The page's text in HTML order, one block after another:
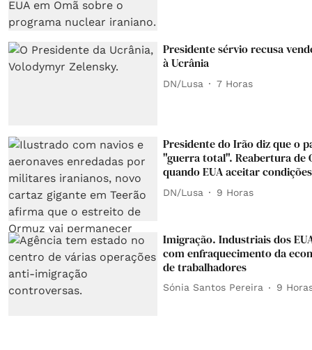
Presidente sérvio recusa
à Ucrânia
DN/Lusa 7 Horas
Presidente do Irão diz que o
"guerra total". Reabertura de
quando EUA aceitar condições
DN/Lusa 9 Horas
Imigração. Industriais dos
com enfraquecimento da
de trabalhadores
Sónia Santos Pereira 9